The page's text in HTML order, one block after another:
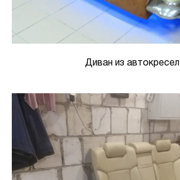
Диван из автокресел